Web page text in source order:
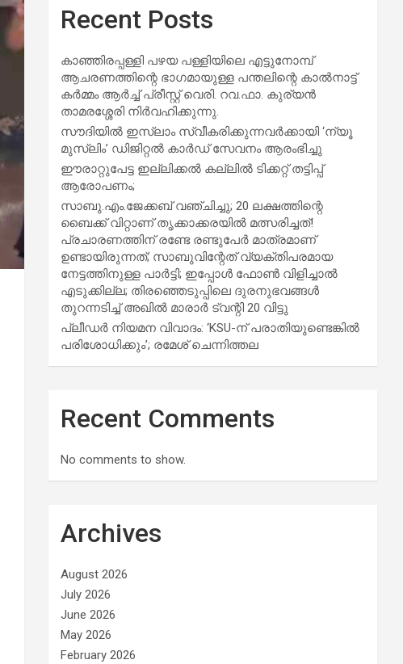
Recent Posts
കാഞ്ഞിരപ്പള്ളി പഴയ പള്ളിയിലെ എട്ടുനോമ്പ്
ആചരണത്തിന്റെ ഭാഗമായുള്ള പന്തലിന്റെ കാൽനാട്ട്
കർമ്മം ആർച്ച് പ്രീസ്റ്റ് വെരി. റവ.ഫാ. കുര്യൻ
താമരശ്ശേരി നിർവഹിക്കുന്നു.
സൗദിയില്‍ ഇസ്‌ലാം സ്വീകരിക്കുന്നവര്‍ക്കായി ‘ന്യൂ
മുസ്ലിം’ ഡിജിറ്റല്‍ കാര്‍ഡ് സേവനം ആരംഭിച്ചു
ഈരാറ്റുപേട്ട ഇല്ലിക്കൽ കല്ലിൽ ടിക്കറ്റ് തട്ടിപ്പ്
ആരോപണം;
സാബു.എം.ജേക്കബ് വഞ്ചിച്ചു; 20 ലക്ഷത്തിന്റെ
ബൈക്ക് വിറ്റാണ് തൃക്കാക്കരയില്‍ മത്സരിച്ചത്!
പ്രചാരണത്തിന് രണ്ടേ രണ്ടുപേര്‍ മാത്രമാണ്
ഉണ്ടായിരുന്നത്; സാബുവിന്റേത് വ്യക്തിപരമായ
നേട്ടത്തിനുള്ള പാര്‍ട്ടി; ഇപ്പോള്‍ ഫോണ്‍ വിളിച്ചാല്‍
എടുക്കില്ല; തിരഞ്ഞെടുപ്പിലെ ദുരനുഭവങ്ങള്‍
തുറന്നടിച്ച് അഖില്‍ മാരാര്‍ ട്വന്റി 20 വിട്ടു
പ്ലീഡർ നിയമന വിവാദം: ‘KSU-ന് പരാതിയുണ്ടെങ്കിൽ
പരിശോധിക്കും’; രമേശ് ചെന്നിത്തല
Recent Comments
No comments to show.
Archives
August 2026
July 2026
June 2026
May 2026
February 2026